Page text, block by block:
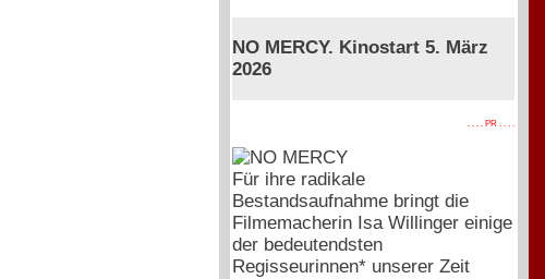
NO MERCY. Kinostart 5. März
2026
. . . . PR . . . .
Für ihre radikale
Bestandsaufnahme bringt die
Filmemacherin Isa Willinger einige
der bedeutendsten
Regisseurinnen* unserer Zeit